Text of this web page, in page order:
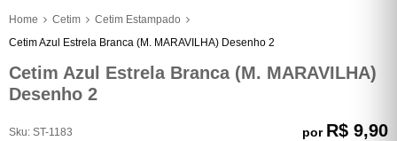
Home Cetim
Cetim Estampado
Cetim Azul Estrela Branca (M. MARAVILHA) Desenho 2
Cetim Azul Estrela Branca (M. MARAVILHA)
Desenho 2
Sku: ST-1183
por R$ 9,90